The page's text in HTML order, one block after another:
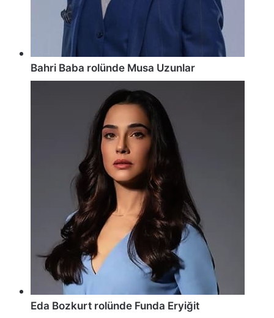
Bahri Baba rolünde Musa Uzunlar
Eda Bozkurt rolünde Funda Eryiğit